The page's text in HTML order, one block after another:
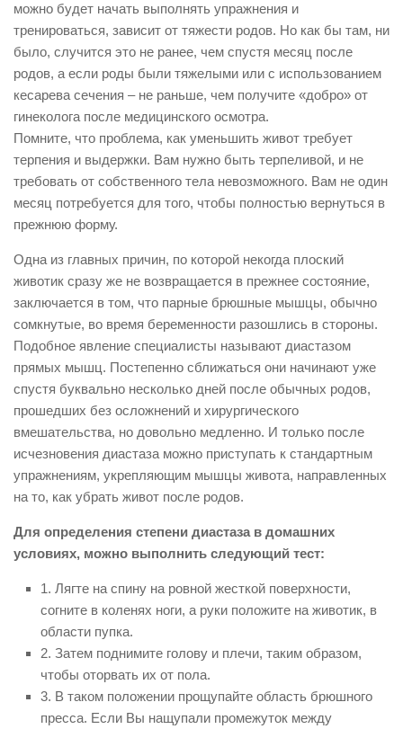
можно будет начать выполнять упражнения и
тренироваться, зависит от тяжести родов. Но как бы там, ни
было, случится это не ранее, чем спустя месяц после
родов, а если роды были тяжелыми или с использованием
кесарева сечения – не раньше, чем получите «добро» от
гинеколога после медицинского осмотра.
Помните, что проблема, как уменьшить живот требует
терпения и выдержки. Вам нужно быть терпеливой, и не
требовать от собственного тела невозможного. Вам не один
месяц потребуется для того, чтобы полностью вернуться в
прежнюю форму.
Одна из главных причин, по которой некогда плоский
животик сразу же не возвращается в прежнее состояние,
заключается в том, что парные брюшные мышцы, обычно
сомкнутые, во время беременности разошлись в стороны.
Подобное явление специалисты называют диастазом
прямых мышц. Постепенно сближаться они начинают уже
спустя буквально несколько дней после обычных родов,
прошедших без осложнений и хирургического
вмешательства, но довольно медленно. И только после
исчезновения диастаза можно приступать к стандартным
упражнениям, укрепляющим мышцы живота, направленных
на то, как убрать живот после родов.
Для определения степени диастаза в домашних
условиях, можно выполнить следующий тест:
1. Лягте на спину на ровной жесткой поверхности,
согните в коленях ноги, а руки положите на животик, в
области пупка.
2. Затем поднимите голову и плечи, таким образом,
чтобы оторвать их от пола.
3. В таком положении прощупайте область брюшного
пресса. Если Вы нащупали промежуток между